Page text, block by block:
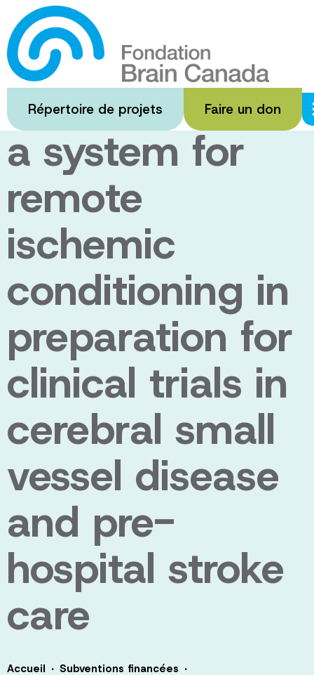
Passer
au
contenu
principal
Répertoire de projets Faire un don
Development
and testing of
a system for
remote
ischemic
conditioning in
preparation for
clinical trials in
cerebral small
vessel disease
and pre-
hospital stroke
care
Accueil · Subventions financées ·